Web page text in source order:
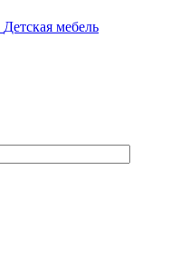
Детская мебель